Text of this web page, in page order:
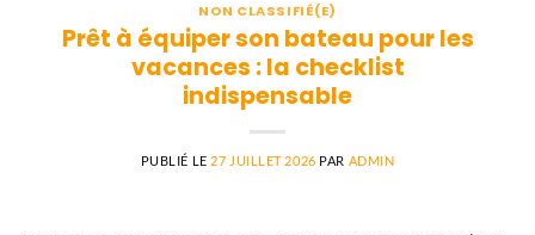
NON CLASSIFIÉ(E)
Prêt à équiper son bateau pour les
vacances : la checklist
indispensable
PUBLIÉ LE 27 JUILLET 2026 PAR ADMIN